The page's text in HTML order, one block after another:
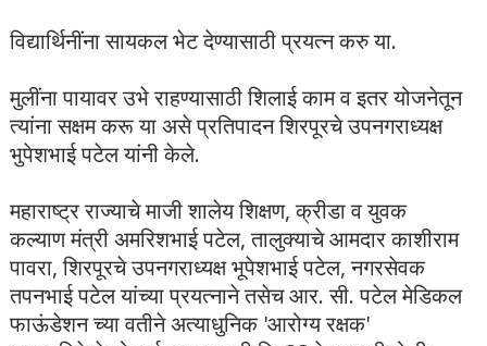
विद्यार्थिनींना सायकल भेट देण्यासाठी प्रयत्न करु या.
मुलींना पायावर उभे राहण्यासाठी शिलाई काम व इतर योजनेतून
त्यांना सक्षम करू या असे प्रतिपादन शिरपूरचे उपनगराध्यक्ष
भुपेशभाई पटेल यांनी केले.
महाराष्ट्र राज्याचे माजी शालेय शिक्षण, क्रीडा व युवक
कल्याण मंत्री अमरिशभाई पटेल, तालुक्याचे आमदार काशीराम
पावरा, शिरपूरचे उपनगराध्यक्ष भूपेशभाई पटेल, नगरसेवक
तपनभाई पटेल यांच्या प्रयत्नाने तसेच आर. सी. पटेल मेडिकल
फाऊंडेशन च्या वतीने अत्याधुनिक 'आरोग्य रक्षक'